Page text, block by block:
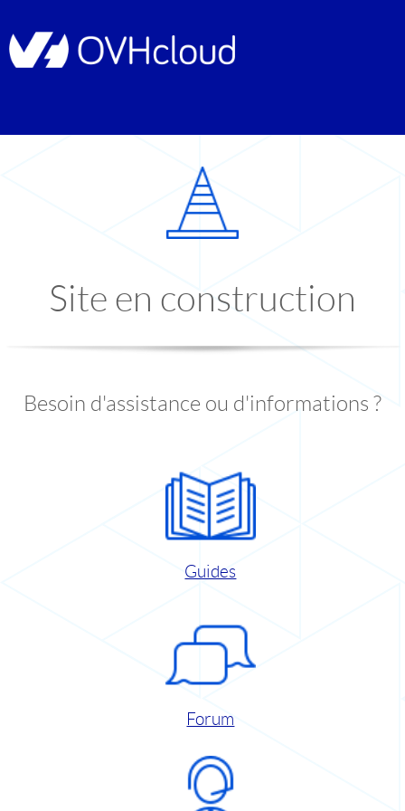
Site en construction
Besoin d'assistance ou d'informations ?
Guides
Forum